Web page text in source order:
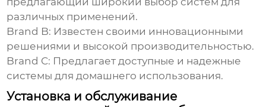
различных применений.
Brand B: Известен своими инновационными
решениями и высокой производительностью.
Brand C: Предлагает доступные и надежные
системы для домашнего использования.
Установка и обслуживание